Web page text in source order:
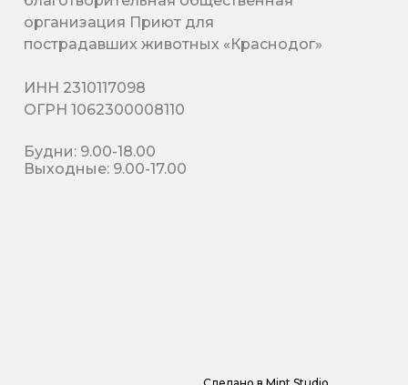
организация Приют для
пострадавших животных «Краснодог»
ИНН 2310117098
ОГРН 1062300008110
Будни: 9.00-18.00
Выходные: 9.00-17.00